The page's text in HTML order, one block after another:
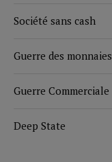
Société sans cash
Guerre des monnaies
Guerre Commerciale
Deep State